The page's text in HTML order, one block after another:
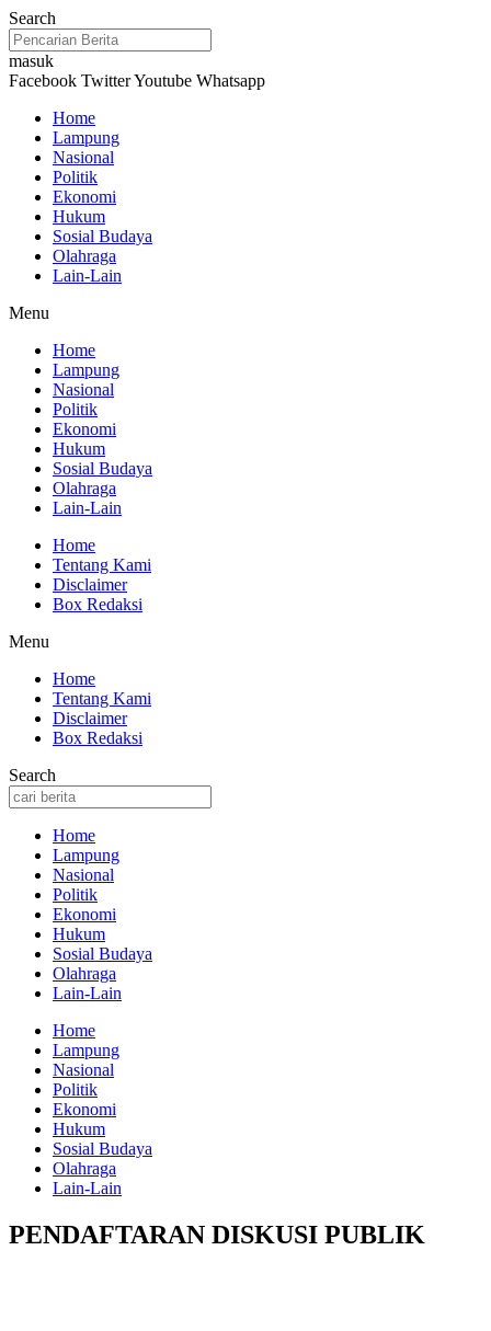
Lewati
ke
konten
Search
masuk
Facebook TwitterYoutube Whatsapp
Home
Lampung
Nasional
Politik
Ekonomi
Hukum
Sosial Budaya
Olahraga
Lain-Lain
Menu
Home
Lampung
Nasional
Politik
Ekonomi
Hukum
Sosial Budaya
Olahraga
Lain-Lain
Home
Tentang Kami
Disclaimer
Box Redaksi
Menu
Home
Tentang Kami
Disclaimer
Box Redaksi
Search
Home
Lampung
Nasional
Politik
Ekonomi
Hukum
Sosial Budaya
Olahraga
Lain-Lain
Home
Lampung
Nasional
Politik
Ekonomi
Hukum
Sosial Budaya
Olahraga
Lain-Lain
PENDAFTARAN DISKUSI PUBLIK